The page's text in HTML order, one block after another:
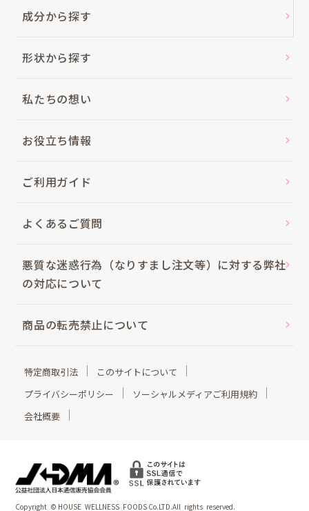
成分から探す
形状から探す
私たちの想い
お役立ち情報
ご利用ガイド
よくあるご質問
悪質な迷惑行為（なりすまし注文等）に対する弊社
の対応について
商品の転売禁止について
特定商取引法
このサイトについて
プライバシーポリシー
ソーシャルメディアご利用規約
会社概要
Copyright © HOUSE WELLNESS FOODS Co.LTD.All rights reserved.